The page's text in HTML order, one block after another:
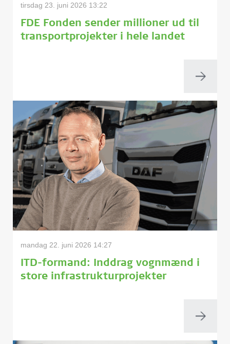
tirsdag 23. juni 2026 13:22
FDE Fonden sender millioner ud til
transportprojekter i hele landet
mandag 22. juni 2026 14:27
ITD-formand: Inddrag vognmænd i
store infrastrukturprojekter